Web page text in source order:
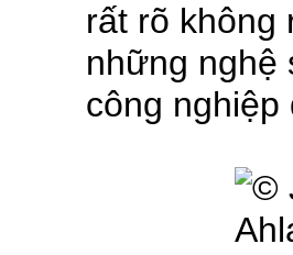
rất rõ không
những nghệ
công nghiệp